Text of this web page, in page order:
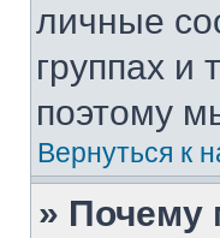
личные
группах и
поэтому
Вернуться к
» Почему